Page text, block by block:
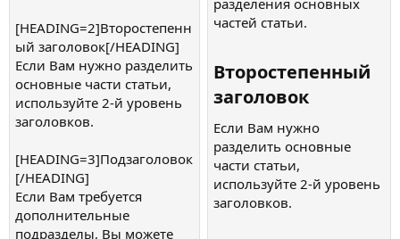
[HEADING=2]Второстепенн
ый заголовок[/HEADING]
Если Вам нужно разделить
основные части статьи,
используйте 2-й уровень
заголовков.
[HEADING=3]Подзаголовок
[/HEADING]
Если Вам требуется
дополнительные
подразделы, Вы можете
частей статьи.
Второстепенный
заголовок​
Если Вам нужно
разделить основные
части статьи,
используйте 2-й уровень
заголовков.